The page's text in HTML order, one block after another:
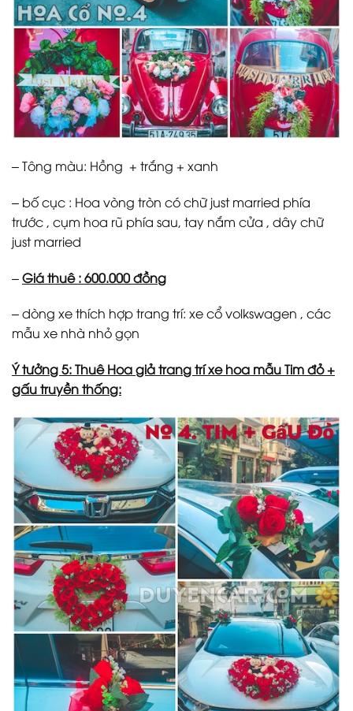
– Tông màu: Hồng + trắng + xanh
– bố cục : Hoa vòng tròn có chữ just married phía
trước , cụm hoa rũ phía sau, tay nắm cửa , dây chữ
just married
–Giá thuê : 600.000 đồng
– dòng xe thích hợp trang trí: xe cổ volkswagen , các
mẫu xe nhà nhỏ gọn
Ý tưởng 5: Thuê Hoa giả trang trí xe hoa mẫu Tim đỏ +
gấu truyền thống: